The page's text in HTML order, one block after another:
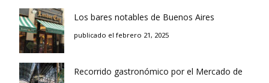
Los bares notables de Buenos Aires
publicado el febrero 21, 2025
Recorrido gastronómico por el Mercado de